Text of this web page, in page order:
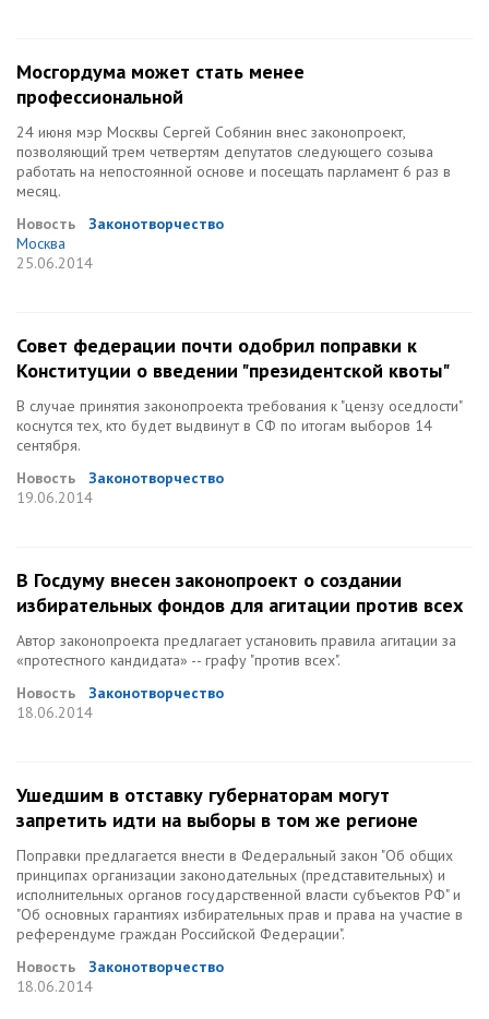
Мосгордума может стать менее
профессиональной
24 июня мэр Москвы Сергей Собянин внес законопроект,
позволяющий трем четвертям депутатов следующего созыва
работать на непостоянной основе и посещать парламент 6 раз в
месяц.
Новость
Законотворчество
Москва
25.06.2014
Совет федерации почти одобрил поправки к
Конституции о введении "президентской квоты"
В случае принятия законопроекта требования к "цензу оседлости"
коснутся тех, кто будет выдвинут в СФ по итогам выборов 14
сентября.
Новость
Законотворчество
19.06.2014
В Госдуму внесен законопроект о создании
избирательных фондов для агитации против всех
Автор законопроекта предлагает установить правила агитации за
«протестного кандидата» -- графу "против всех".
Новость
Законотворчество
18.06.2014
Ушедшим в отставку губернаторам могут
запретить идти на выборы в том же регионе
Поправки предлагается внести в Федеральный закон "Об общих
принципах организации законодательных (представительных) и
исполнительных органов государственной власти субъектов РФ" и
"Об основных гарантиях избирательных прав и права на участие в
референдуме граждан Российской Федерации".
Новость
Законотворчество
18.06.2014